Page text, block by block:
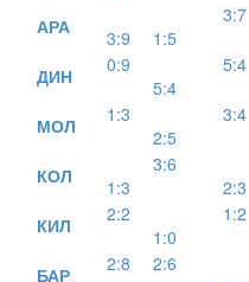
АРА
3:9 1:5
3:7
ДИН
0:9
5:4
5:4
МОЛ
1:3
2:5
3:4
КОЛ 1:3
3:6
2:3
КИЛ
2:2
1:0
1:2
БАР 2:8
2:6